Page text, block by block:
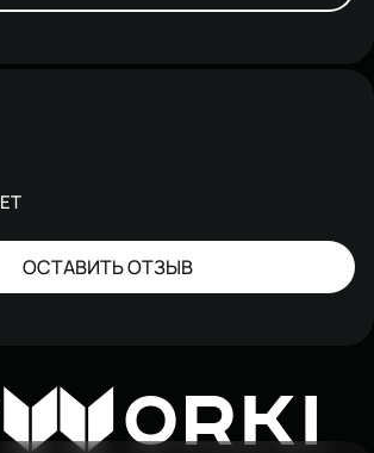
ОСТАВИТЬ ОТЗЫВ
W ORKI